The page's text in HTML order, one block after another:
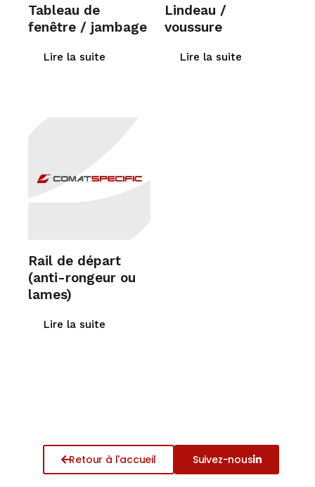
Tableau de
fenêtre / jambage
Lire la suite
Lindeau /
voussure
Lire la suite
Rail de départ
(anti-rongeur ou
lames)
Lire la suite
Retour à l'accueil Suivez-nous